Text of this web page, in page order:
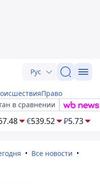
Рус
Право
в сравнении
€539.52 ₽5.73
Все новости